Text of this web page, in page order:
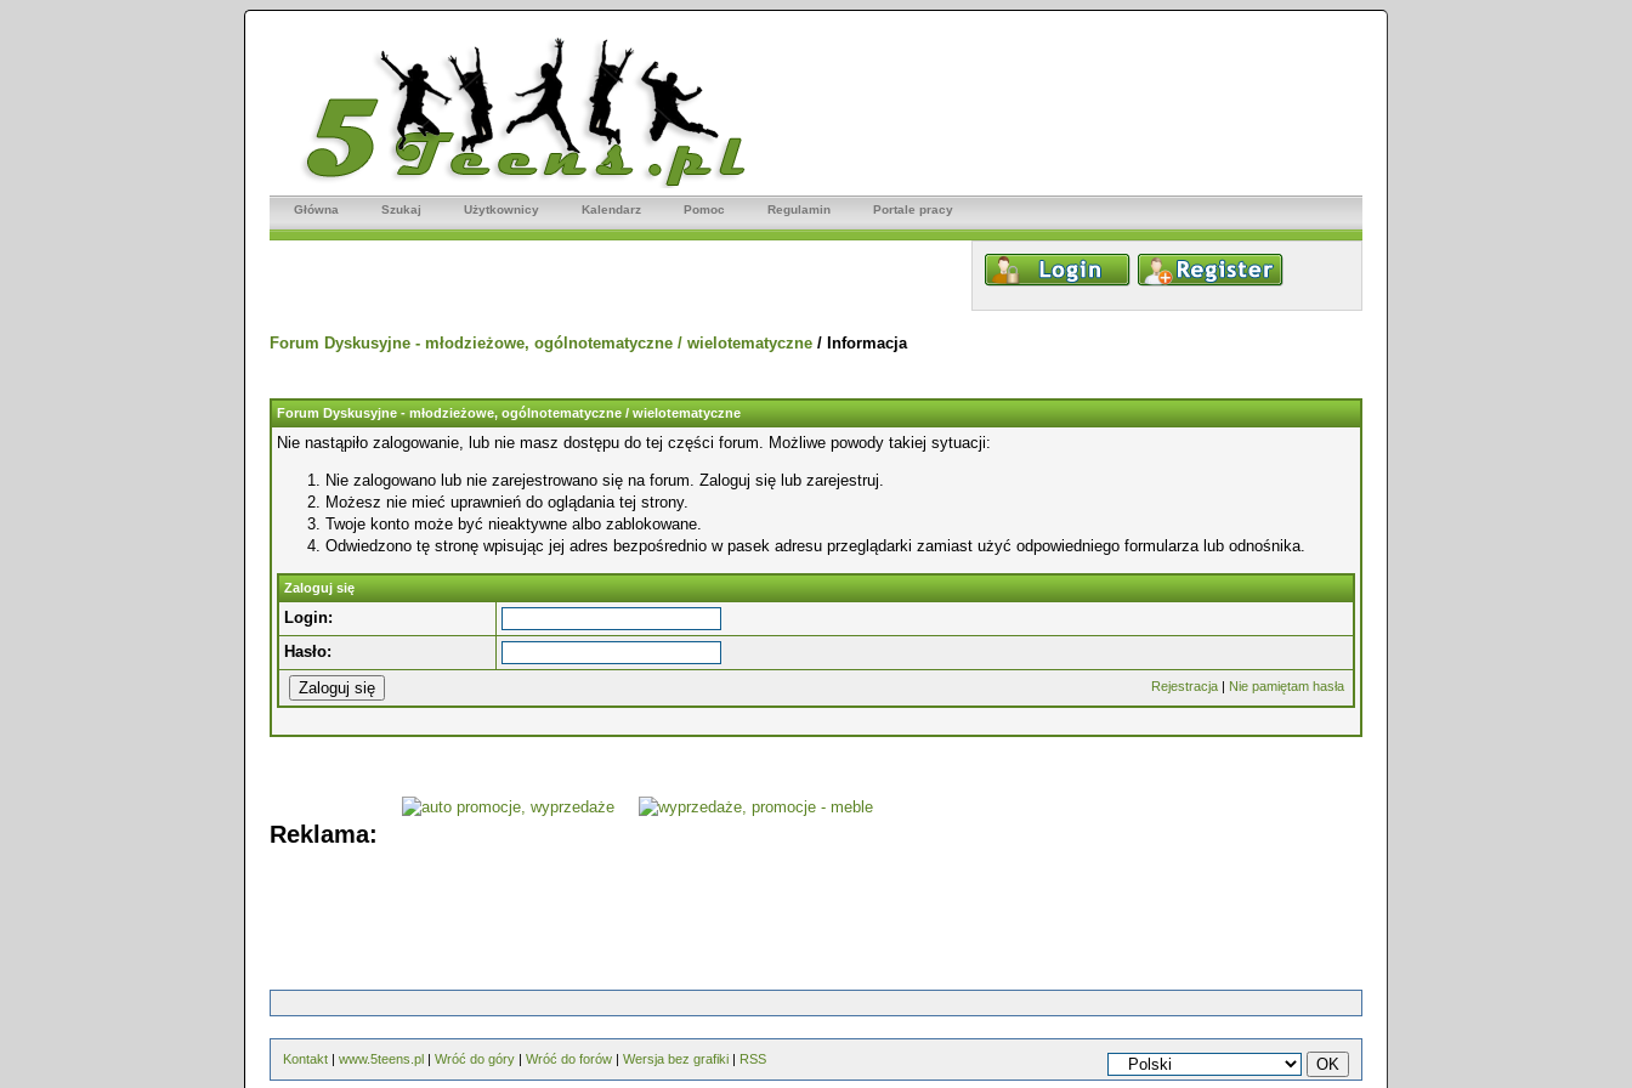
Główna Szukaj Użytkownicy Kalendarz Pomoc Regulamin Portale pracy
Forum Dyskusyjne - młodzieżowe, ogólnotematyczne / wielotematyczne / Informacja
Forum Dyskusyjne - młodzieżowe, ogólnotematyczne / wielotematyczne
Nie nastąpiło zalogowanie, lub nie masz dostępu do tej części forum. Możliwe powody takiej sytuacji:
Nie zalogowano lub nie zarejestrowano się na forum. Zaloguj się lub zarejestruj.
Możesz nie mieć uprawnień do oglądania tej strony.
Twoje konto może być nieaktywne albo zablokowane.
Odwiedzono tę stronę wpisując jej adres bezpośrednio w pasek adresu przeglądarki zamiast użyć odpowiedniego formularza lub odnośnika.
Zaloguj się
Login:
Hasło:
Rejestracja | Nie pamiętam hasła
Reklama:
Kontakt | www.5teens.pl | Wróć do góry | Wróć do forów | Wersja bez grafiki | RSS